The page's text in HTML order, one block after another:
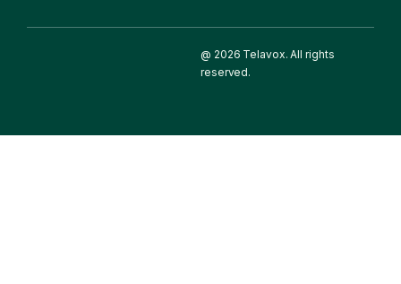
@ 2026 Telavox. All rights
reserved.